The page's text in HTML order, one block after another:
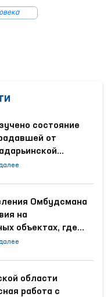
состояние
от
Омбудсмана
на
объектах, где
области
работа с